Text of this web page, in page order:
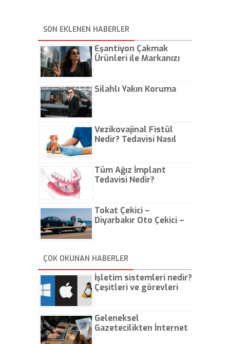
SON EKLENEN HABERLER
Eşantiyon Çakmak
Ürünleri ile Markanızı
Silahlı Yakın Koruma
Vezikovajinal Fistül
Nedir? Tedavisi Nasıl
Tüm Ağız İmplant
Tedavisi Nedir?
Tokat Çekici –
Diyarbakır Oto Çekici –
ÇOK OKUNAN HABERLER
İşletim sistemleri nedir?
Çeşitleri ve görevleri
Geleneksel
Gazetecilikten İnternet